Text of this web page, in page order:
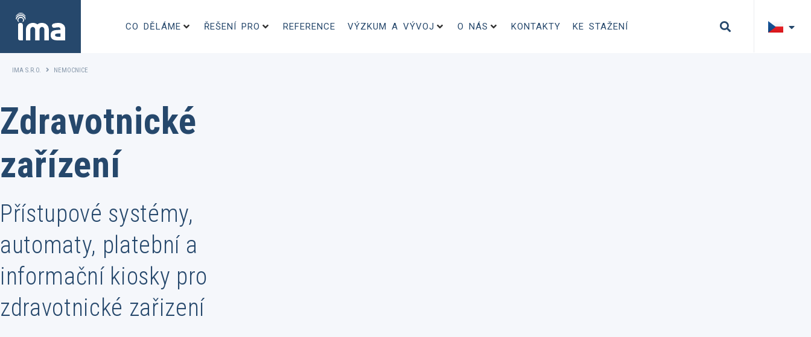
CO DĚLÁME ŘEŠENÍ PRO REFERENCE VÝZKUM A VÝVOJ O NÁS KONTAKTY KE STAŽENÍ
IMA S.R.O. NEMOCNICE
Zdravotnické
zařízení
Přístupové systémy,
automaty, platební a
informační kiosky pro
zdravotnické zařizení